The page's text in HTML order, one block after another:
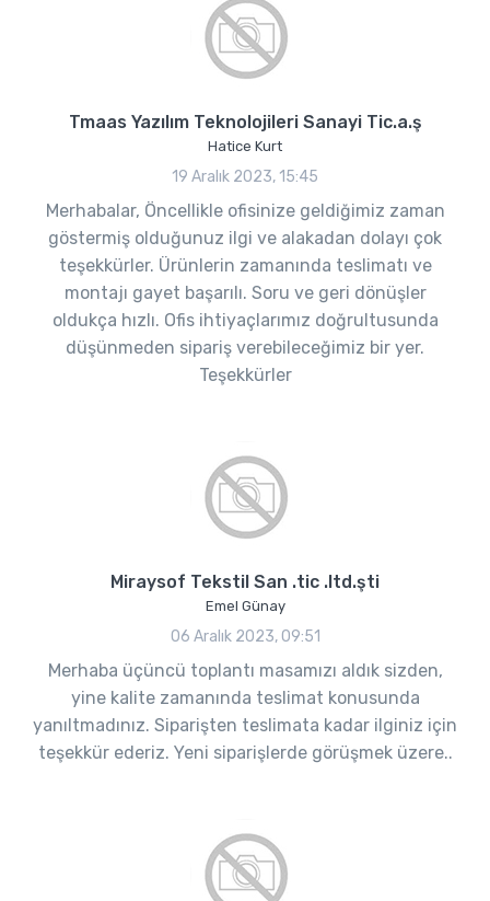
Tmaas Yazılım Teknolojileri Sanayi Tic.a.ş
Hatice Kurt
19 Aralık 2023, 15:45
Merhabalar, Öncellikle ofisinize geldiğimiz zaman
göstermiş olduğunuz ilgi ve alakadan dolayı çok
teşekkürler. Ürünlerin zamanında teslimatı ve
montajı gayet başarılı. Soru ve geri dönüşler
oldukça hızlı. Ofis ihtiyaçlarımız doğrultusunda
düşünmeden sipariş verebileceğimiz bir yer.
Teşekkürler
Miraysof Tekstil San .tic .ltd.şti
Emel Günay
06 Aralık 2023, 09:51
Merhaba üçüncü toplantı masamızı aldık sizden,
yine kalite zamanında teslimat konusunda
yanıltmadınız. Siparişten teslimata kadar ilginiz için
teşekkür ederiz. Yeni siparişlerde görüşmek üzere..